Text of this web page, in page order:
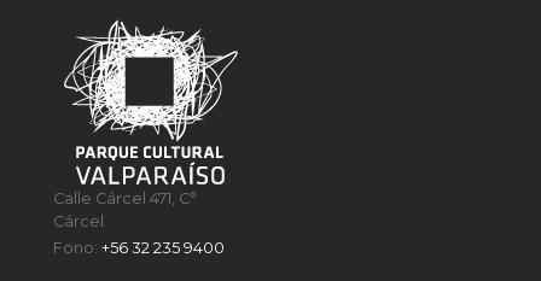
Calle Cárcel 471, C°
Cárcel
Fono:+56 32 235 9400